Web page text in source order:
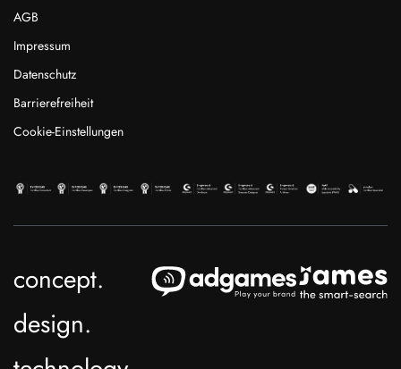
AGB
Impressum
Datenschutz
Barrierefreiheit
Cookie-Einstellungen
concept.
design.